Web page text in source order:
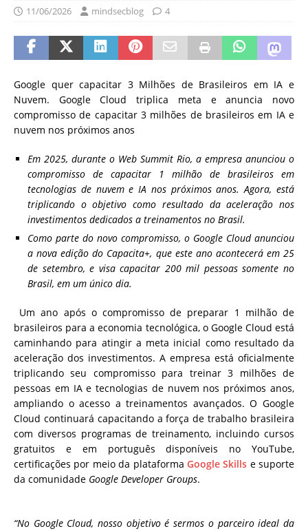
11/06/2026 mindsecblog 4
Google quer capacitar 3 Milhões de Brasileiros em IA e
Nuvem. Google Cloud triplica meta e anuncia novo
compromisso de capacitar 3 milhões de brasileiros em IA e
nuvem nos próximos anos
Em 2025, durante o Web Summit Rio, a empresa anunciou o
compromisso de capacitar 1 milhão de brasileiros em
tecnologias de nuvem e IA nos próximos anos. Agora, está
triplicando o objetivo como resultado da aceleração nos
investimentos dedicados a treinamentos no Brasil.
Como parte do novo compromisso, o Google Cloud anunciou
a nova edição do Capacita+, que este ano acontecerá em 25
de setembro, e visa capacitar 200 mil pessoas somente no
Brasil, em um único dia.
Um ano após o compromisso de preparar 1 milhão de
brasileiros para a economia tecnológica, o Google Cloud está
caminhando para atingir a meta inicial como resultado da
aceleração dos investimentos. A empresa está oficialmente
triplicando seu compromisso para treinar 3 milhões de
pessoas em IA e tecnologias de nuvem nos próximos anos,
ampliando o acesso a treinamentos avançados. O Google
Cloud continuará capacitando a força de trabalho brasileira
com diversos programas de treinamento, incluindo cursos
gratuitos e em português disponíveis no YouTube,
certificações por meio da plataforma Google Skills e suporte
da comunidade Google Developer Groups.
“No Google Cloud, nosso objetivo é sermos o parceiro ideal da